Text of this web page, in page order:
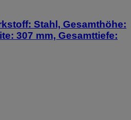
Stahl, Gesamthöhe:
307 mm, Gesamttiefe: